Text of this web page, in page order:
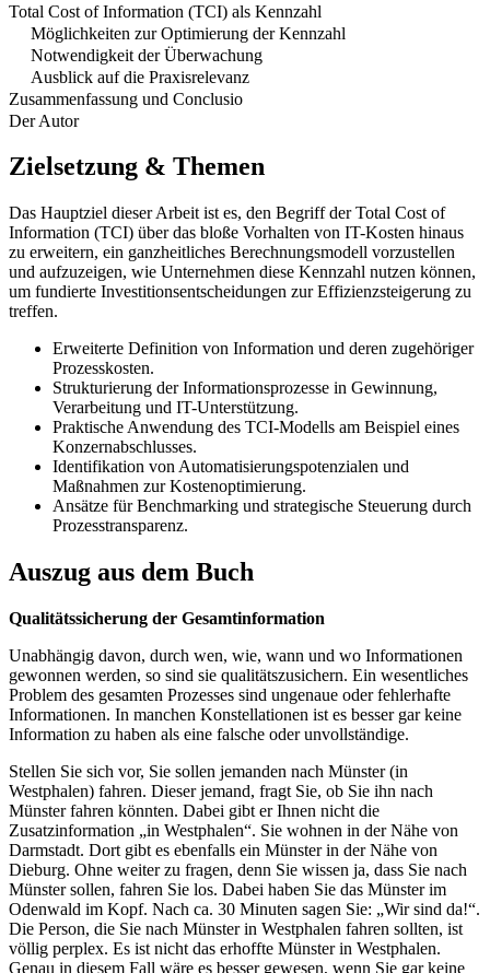
Total Cost of Information (TCI) als Kennzahl
Möglichkeiten zur Optimierung der Kennzahl
Notwendigkeit der Überwachung
Ausblick auf die Praxisrelevanz
Zusammenfassung und Conclusio
Der Autor
Zielsetzung & Themen
Das Hauptziel dieser Arbeit ist es, den Begriff der Total Cost of
Information (TCI) über das bloße Vorhalten von IT-Kosten hinaus
zu erweitern, ein ganzheitliches Berechnungsmodell vorzustellen
und aufzuzeigen, wie Unternehmen diese Kennzahl nutzen können,
um fundierte Investitionsentscheidungen zur Effizienzsteigerung zu
treffen.
Erweiterte Definition von Information und deren zugehöriger
Prozesskosten.
Strukturierung der Informationsprozesse in Gewinnung,
Verarbeitung und IT-Unterstützung.
Praktische Anwendung des TCI-Modells am Beispiel eines
Konzernabschlusses.
Identifikation von Automatisierungspotenzialen und
Maßnahmen zur Kostenoptimierung.
Ansätze für Benchmarking und strategische Steuerung durch
Prozesstransparenz.
Auszug aus dem Buch
Qualitätssicherung der Gesamtinformation
Unabhängig davon, durch wen, wie, wann und wo Informationen
gewonnen werden, so sind sie qualitätszusichern. Ein wesentliches
Problem des gesamten Prozesses sind ungenaue oder fehlerhafte
Informationen. In manchen Konstellationen ist es besser gar keine
Information zu haben als eine falsche oder unvollständige.
Stellen Sie sich vor, Sie sollen jemanden nach Münster (in
Westphalen) fahren. Dieser jemand, fragt Sie, ob Sie ihn nach
Münster fahren könnten. Dabei gibt er Ihnen nicht die
Zusatzinformation „in Westphalen“. Sie wohnen in der Nähe von
Darmstadt. Dort gibt es ebenfalls ein Münster in der Nähe von
Dieburg. Ohne weiter zu fragen, denn Sie wissen ja, dass Sie nach
Münster sollen, fahren Sie los. Dabei haben Sie das Münster im
Odenwald im Kopf. Nach ca. 30 Minuten sagen Sie: „Wir sind da!“.
Die Person, die Sie nach Münster in Westphalen fahren sollten, ist
völlig perplex. Es ist nicht das erhoffte Münster in Westphalen.
Genau in diesem Fall wäre es besser gewesen, wenn Sie gar keine